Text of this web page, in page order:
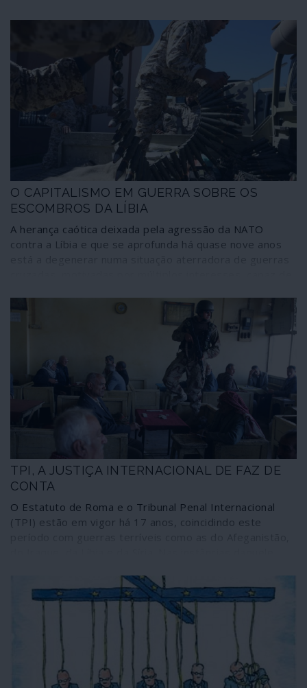
que existiam, agravadas pelos massacres militares
cometidos regularmente por Israel. Chegou o ano de
2020: Gaza é, portanto, um território inabitável. E,
contudo, quase dois milhões de pessoas tentam
sobreviver nessa terra transformada num imenso
campo de concentração. O mundo assiste, indiferente, a
um lento e deliberado extermínio em massa.
O CAPITALISMO EM GUERRA SOBRE OS
ESCOMBROS DA LÍBIA
A herança caótica deixada pela agressão da NATO
contra a Líbia e que se aprofunda há quase nove anos
religiosas e relações institucionais - com repercussões
em todo o panorama internacional. O início, no dia de
Natal, da transferência de terroristas da al-Qaida da
Síria para território líbio, de modo a reforçar as forças
do governo de Tripoli reconhecido pela ONU e a União
Europeia, é apenas um dos muitos movimentos em
curso na sombra dos holofotes mediáticos. E a Turquia
acaba de aprovar o envio de tropas regulares para a
TPI, A JUSTIÇA INTERNACIONAL DE FAZ DE
CONTA
O Estatuto de Roma e o Tribunal Penal Internacional
(TPI) estão em vigor há 17 anos, coincidindo este
concreta contra crimes de guerra praticados por tropas
dos principais fazedores de guerra, os Estados Unidos
e os seus aliados da NATO. Por não praticarem crimes
de guerra? Não é o que consta de sucessivos relatórios
com provas gritantes, mas cujos conteúdos se esfumam
no ar. A “justiça internacional” é apenas um instrumento
de faz de conta.